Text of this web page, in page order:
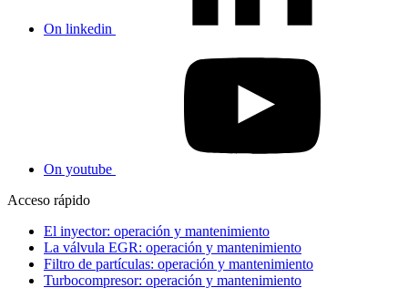
On linkedin
On youtube
Acceso rápido
El inyector: operación y mantenimiento
La válvula EGR: operación y mantenimiento
Filtro de partículas: operación y mantenimiento
Turbocompresor: operación y mantenimiento